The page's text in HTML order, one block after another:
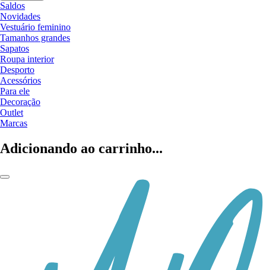
Saldos
Novidades
Vestuário feminino
Tamanhos grandes
Sapatos
Roupa interior
Desporto
Acessórios
Para ele
Decoração
Outlet
Marcas
Adicionando ao carrinho...